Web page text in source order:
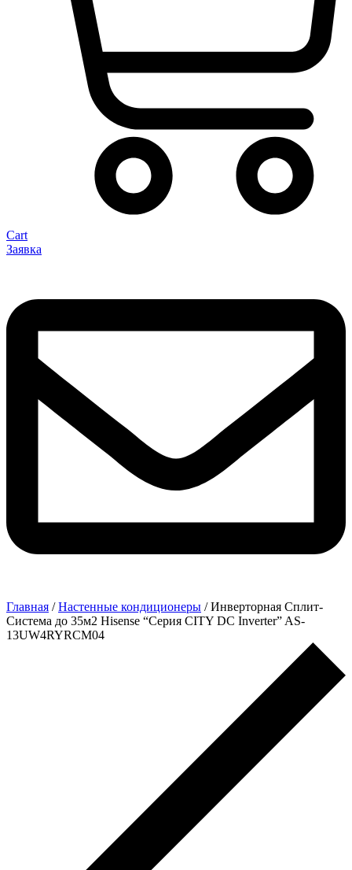
Cart
Заявка
Главная /Настенные кондиционеры / Инверторная Сплит-
Система до 35м2 Hisense “Серия CITY DC Inverter” AS-
13UW4RYRCM04